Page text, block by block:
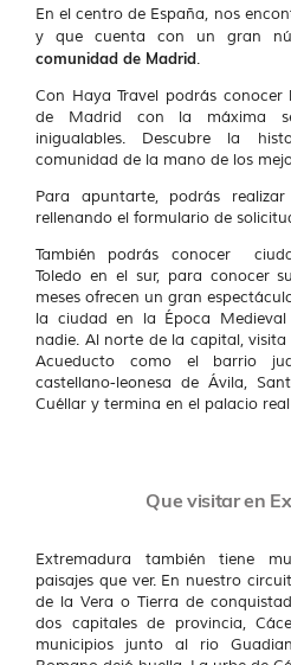
En el centro de España, nos
y que cuenta con un gran
comunidad de Madrid.
Con Haya Travel podrás
de Madrid con la máxima
inigualables. Descubre la
comunidad de la mano de los
Para apuntarte, podrás
rellenando el formulario de
También podrás conocer
Toledo en el sur, para conocer
meses ofrecen un gran
la ciudad en la Época
nadie. Al norte de la capital,
Acueducto como el barrio
castellano-leonesa de Ávila,
Cuéllar y termina en el palacio
Que visitar en
Extremadura también tiene
paisajes que ver. En nuestro
de la Vera o Tierra de
dos capitales de provincia,
municipios junto al rio